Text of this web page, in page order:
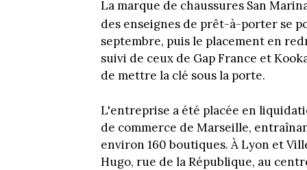
La marque de chaussures San
des enseignes de prêt-à-porter se
septembre, puis le placement en
suivi de ceux de Gap France et
de mettre la clé sous la porte.
L'entreprise a été placée en
de commerce de Marseille,
environ 160 boutiques. À Lyon et
Hugo, rue de la République, au